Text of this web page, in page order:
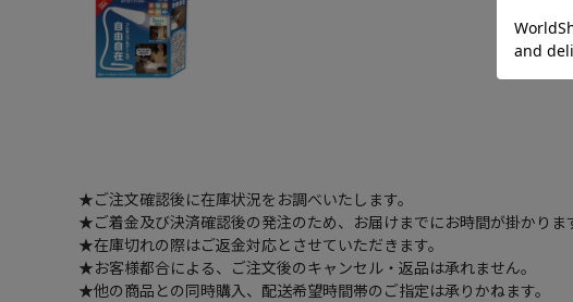
★ご注文確認後に在庫状況をお調べいたします。
★ご着金及び決済確認後の発注のため、お届けまでにお時間が掛かり
★在庫切れの際はご返金対応とさせていただきます。
★お客様都合による、ご注文後のキャンセル・返品は承れません。
★他の商品との同時購入、配送希望時間帯のご指定は承りかねます。